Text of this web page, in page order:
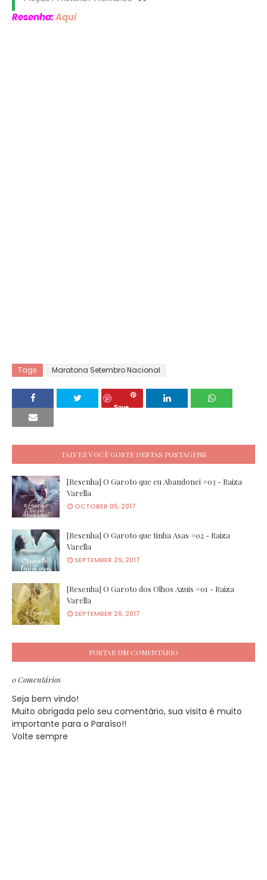
Resenha:Aqui
Tags Maratona Setembro Nacional
Save
TALVEZ VOCÊ GOSTE DESTAS POSTAGENS
[Resenha] O Garoto que eu Abandonei #03 - Raiza
Varella
OCTOBER 05, 2017
[Resenha] O Garoto que tinha Asas #02 - Raiza
Varella
SEPTEMBER 29, 2017
[Resenha] O Garoto dos Olhos Azuis #01 - Raiza
Varella
SEPTEMBER 26, 2017
POSTAR UM COMENTÁRIO
0 Comentários
Seja bem vindo!
Muito obrigada pelo seu comentário, sua visita é muito
importante para o Paraíso!!
Volte sempre